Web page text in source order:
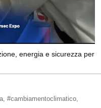
energia e sicurezza per
#cambiamentoclimatico,